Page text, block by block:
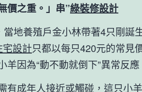
價之重。」串”綠裝修設計
當地養殖戶金小林帶著4只剛誕
設計只都以每只420元的常見
羊因為“動不動就倒下”異常反
有成年人接近或觸碰，這只小